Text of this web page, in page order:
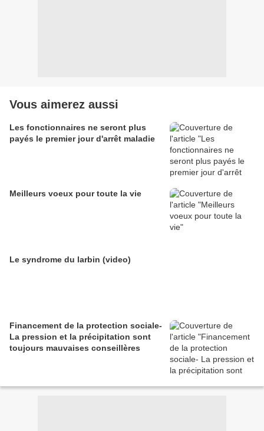
Vous aimerez aussi
Les fonctionnaires ne seront plus
payés le premier jour d'arrêt maladie
Meilleurs voeux pour toute la vie
Le syndrome du larbin (video)
Financement de la protection sociale-
La pression et la précipitation sont
toujours mauvaises conseillères